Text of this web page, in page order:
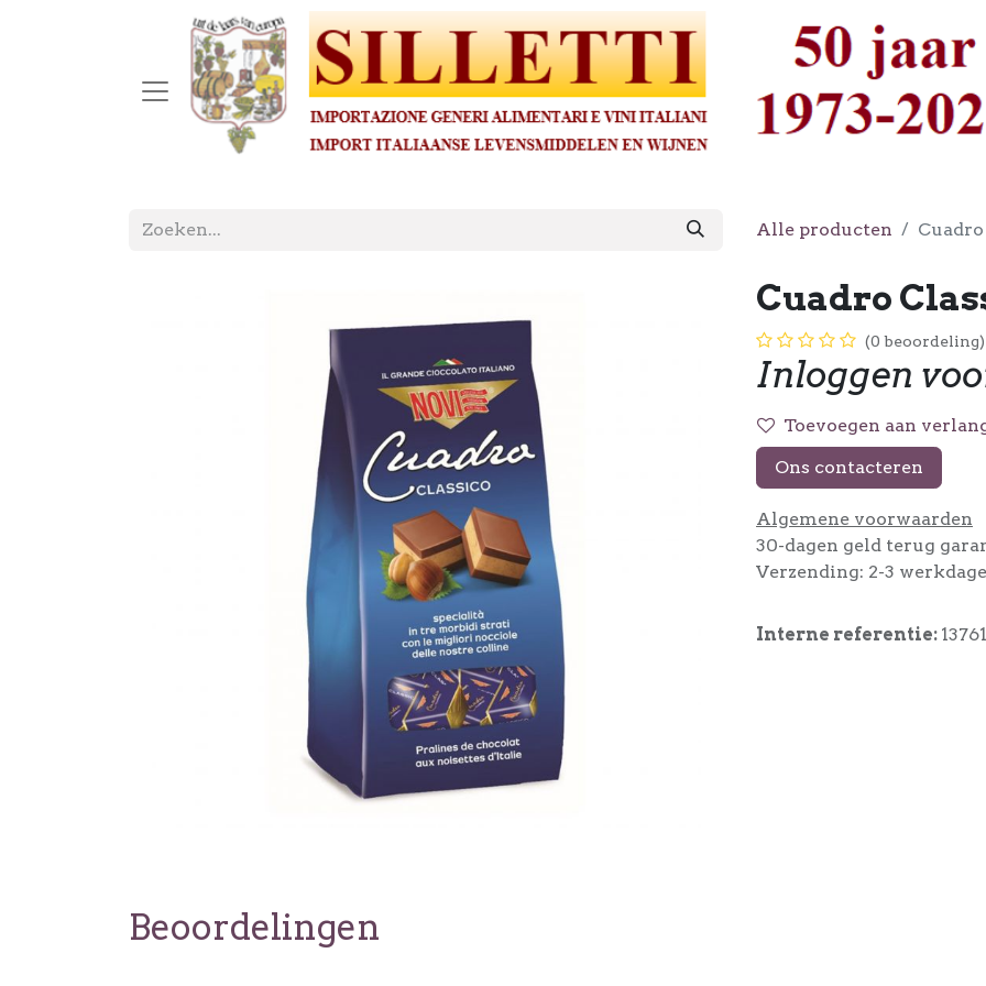
Alle producten
Cuadro
(0 beoordeling)
Inloggen
Toevoegen aan
Ons contacteren
Algemene voorwaarden
30-dagen geld terug
Verzending: 2-3
Interne referentie: 13761
Beoordelingen